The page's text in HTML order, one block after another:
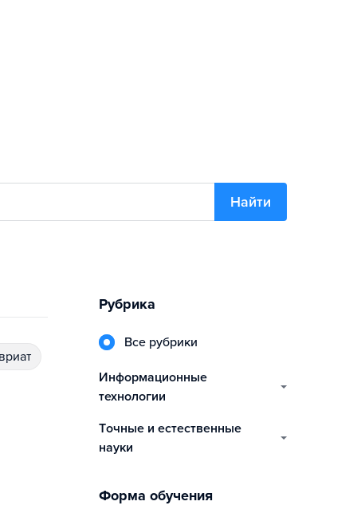
Найти
Рубрика
Все рубрики
информационные
технологии
точные и естественные
науки
Форма обучения